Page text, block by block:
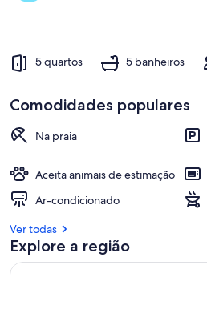
5 quartos 5 banheiros
Comodidades populares
Na praia
Aceita animais de estimação
Ar-condicionado
Ver todas
Explore a região